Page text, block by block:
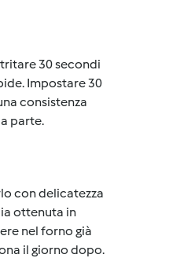
30 secondi
Impostare 30
consistenza
parte.
con delicatezza
ottenuta in
nel forno già
il giorno dopo.